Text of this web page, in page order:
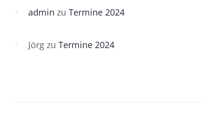
admin zu Termine 2024
Jörg zu Termine 2024